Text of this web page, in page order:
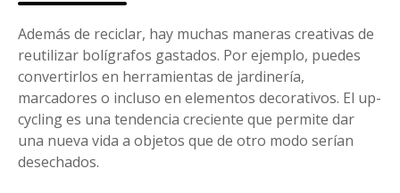
Además de reciclar, hay muchas maneras creativas de
reutilizar bolígrafos gastados. Por ejemplo, puedes
convertirlos en herramientas de jardinería,
marcadores o incluso en elementos decorativos. El up-
cycling es una tendencia creciente que permite dar
una nueva vida a objetos que de otro modo serían
desechados.